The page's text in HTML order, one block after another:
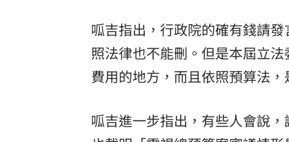
呱吉指出，行政院的確有錢請
照法律也不能刪。但是本屆立
費用的地方，而且依照預算法
呱吉進一步指出，有些人會說